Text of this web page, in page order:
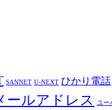
SANNET U-NEXT ひかり電話
ールアドレス ユー